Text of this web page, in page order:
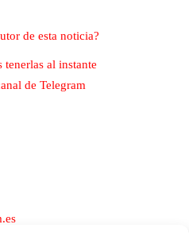
de esta noticia?
tenerlas al instante
de Telegram